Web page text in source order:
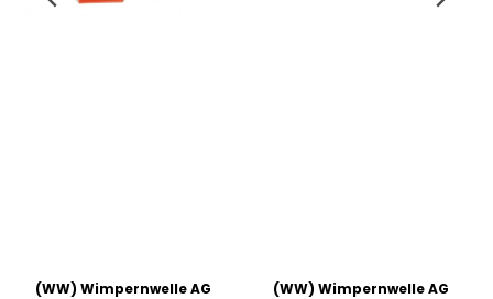
(WW) Wimpernwelle AG (WW) Wimpernwelle AG